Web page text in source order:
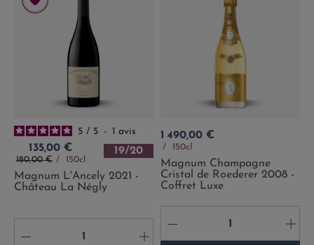
5 / 5 - 1 avis
Prix
135,00 €
Prix de base
180,00 € 150cl
19/20
Magnum L'Ancely 2021 -
Château La Négly
- +
Prix
1 490,00 €
150cl
Magnum Champagne
Cristal de Roederer 2008 -
Coffret Luxe
- +